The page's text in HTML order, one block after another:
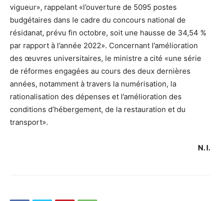
vigueur», rappelant «l’ouverture de 5095 postes
budgétaires dans le cadre du concours national de
résidanat, prévu fin octobre, soit une hausse de 34,54 %
par rapport à l’année 2022». Concernant l’amélioration
des œuvres universitaires, le ministre a cité «une série
de réformes engagées au cours des deux dernières
années, notamment à travers la numérisation, la
rationalisation des dépenses et l’amélioration des
conditions d’hébergement, de la restauration et du
transport».
N. I.